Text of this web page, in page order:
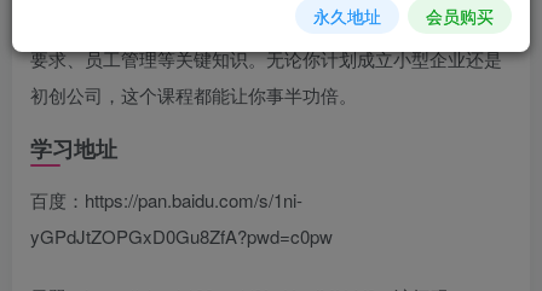
少踩法律和制度坑。我们将深入浅出地讲解注册流程、税务
要求、员工管理等关键知识。无论你计划成立小型企业还是
初创公司，这个课程都能让你事半功倍。
学习地址
百度：https://pan.baidu.com/s/1ni-
yGPdJtZOPGxD0Gu8ZfA?pwd=c0pw
永久地址 会员购买